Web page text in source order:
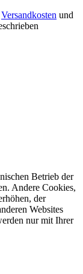
Versandkosten und
Betrieb der
Andere Cookies,
der
Websites
nur mit Ihrer